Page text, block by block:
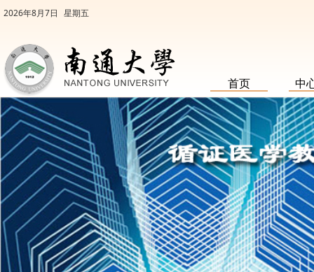
2026年8月7日 星期五
首页 中